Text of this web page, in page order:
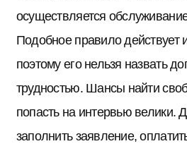
осуществляется
Подобное правило действует
поэтому его нельзя назвать
трудностью. Шансы найти
попасть на интервью велики.
заполнить заявление,